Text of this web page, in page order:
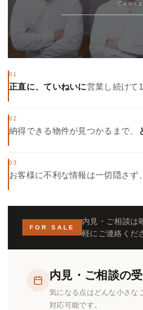
01
正直に、ていねいに営業し続けて
02
納得できる物件が見つかるまで、
03
お客様に不利な情報は一切隠さず、
FOR SALE
内見・ご相談は
軽にご連絡くだ
内見・ご相談の
気になる点はどんな小さな
対応可能です。